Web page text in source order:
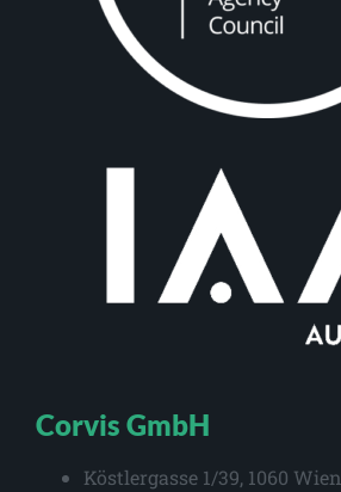
Corvis GmbH
Köstlergasse 1/39, 1060 Wien